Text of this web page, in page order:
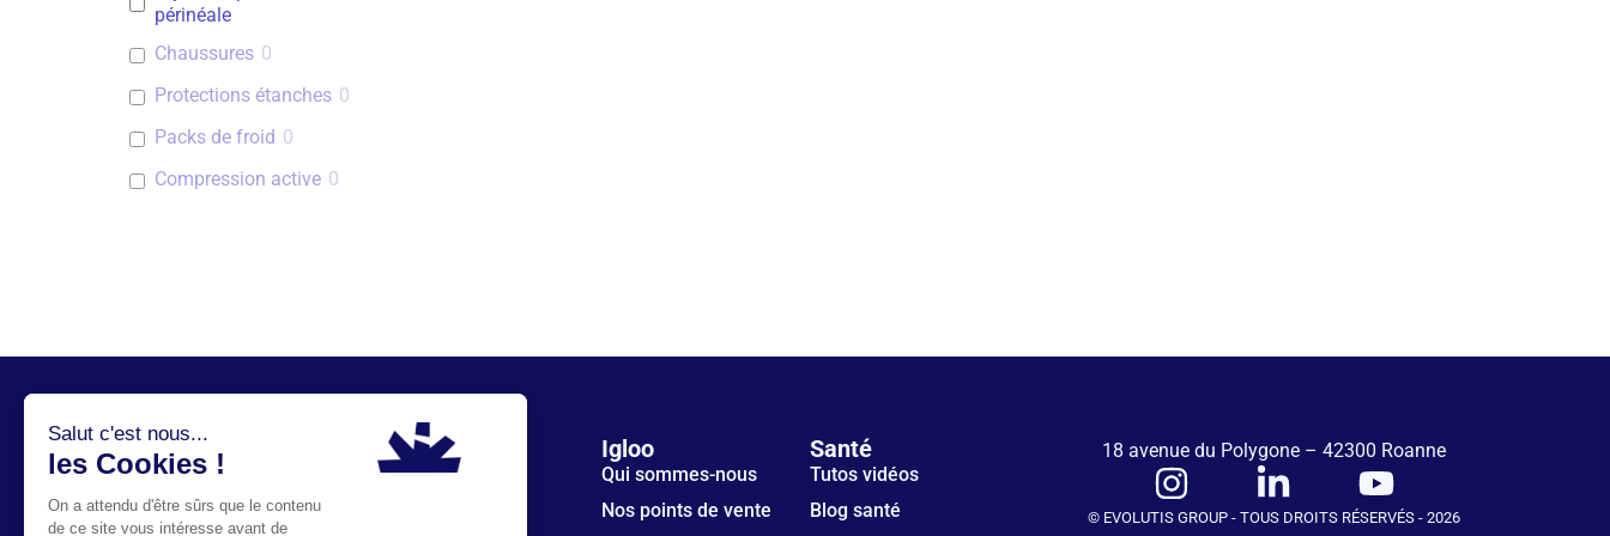
périnéale
Chaussures 0
Protections étanches 0
Packs de froid 0
Compression active 0
Produits
Bras et main
Igloo
Qui sommes-nous
Nos points de vente
Santé
Tutos vidéos
Blog santé
18 avenue du Polygone – 42300 Roanne
© EVOLUTIS GROUP - TOUS DROITS RÉSERVÉS - 2026